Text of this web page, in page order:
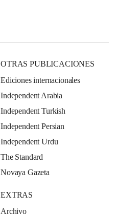
OTRAS PUBLICACIONES
Ediciones internacionales
Independent Arabia
Independent Turkish
Independent Persian
Independent Urdu
The Standard
Novaya Gazeta
EXTRAS
Archivo